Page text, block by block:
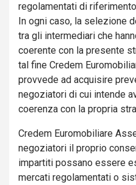
regolamentati di
In ogni caso, la selezione
tra gli intermediari che
coerente con la presente
tal fine Credem
provvede ad acquisire
negoziatori di cui intende
coerenza con la propria
Credem Euromobiliare
negoziatori il proprio
impartiti possano essere
mercati regolamentati o